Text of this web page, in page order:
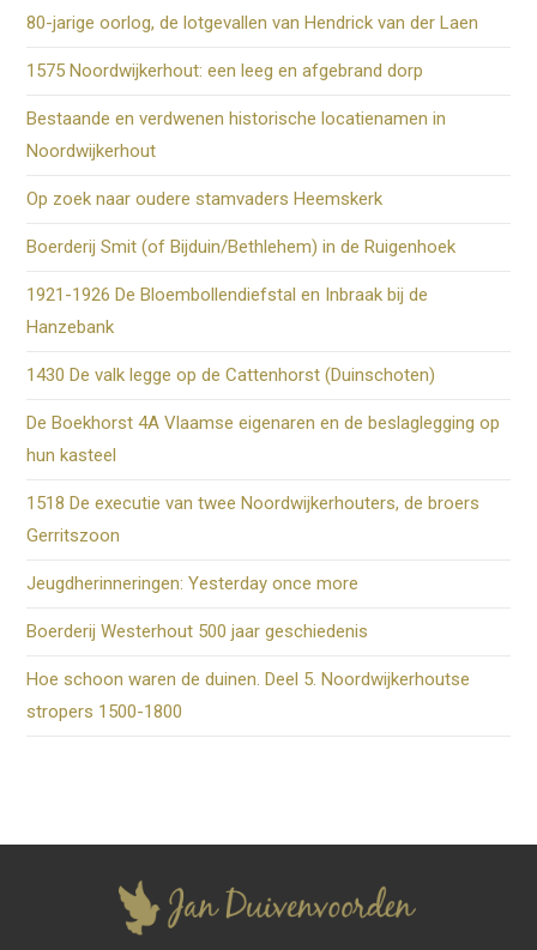
80-jarige oorlog, de lotgevallen van Hendrick van der Laen
1575 Noordwijkerhout: een leeg en afgebrand dorp
Bestaande en verdwenen historische locatienamen in
Noordwijkerhout
Op zoek naar oudere stamvaders Heemskerk
Boerderij Smit (of Bijduin/Bethlehem) in de Ruigenhoek
1921-1926 De Bloembollendiefstal en Inbraak bij de
Hanzebank
1430 De valk legge op de Cattenhorst (Duinschoten)
De Boekhorst 4A Vlaamse eigenaren en de beslaglegging op
hun kasteel
1518 De executie van twee Noordwijkerhouters, de broers
Gerritszoon
Jeugdherinneringen: Yesterday once more
Boerderij Westerhout 500 jaar geschiedenis
Hoe schoon waren de duinen. Deel 5. Noordwijkerhoutse
stropers 1500-1800